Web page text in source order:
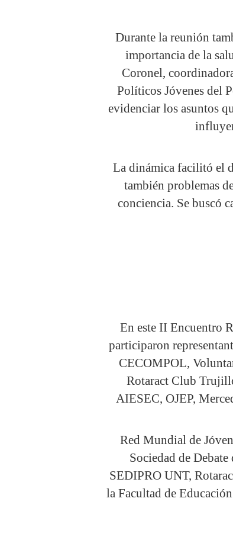
Durante la reunión
importancia de la
Coronel,
Políticos Jóvenes del
evidenciar los asuntos
La dinámica facilitó el
también problemas
conciencia. Se buscó
En este II Encuentro
participaron
CECOMPOL,
Rotaract Club
AIESEC, OJEP,
Red Mundial de
Sociedad de
SEDIPRO UNT,
la Facultad de